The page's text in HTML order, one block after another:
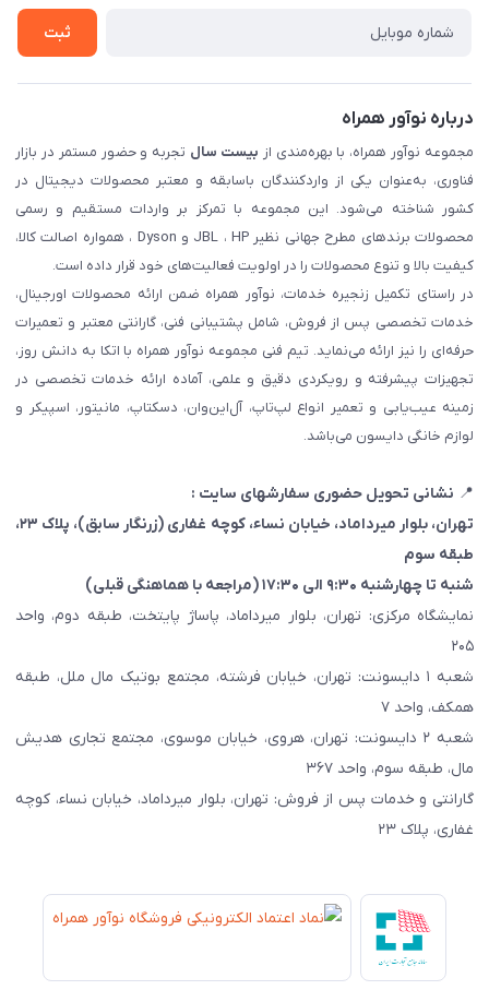
ثبت شکایت
ثبت
درباره نوآور همراه
مجموعه نوآور همراه، با بهره‌مندی از بیست سال تجربه و حضور مستمر در بازار
فناوری، به‌عنوان یکی از واردکنندگان باسابقه و معتبر محصولات دیجیتال در
کشور شناخته می‌شود. این مجموعه با تمرکز بر واردات مستقیم و رسمی
محصولات برندهای مطرح جهانی نظیر JBL ، HP و Dyson ، همواره اصالت کالا،
کیفیت بالا و تنوع محصولات را در اولویت فعالیت‌های خود قرار داده است.
در راستای تکمیل زنجیره خدمات، نوآور همراه ضمن ارائه محصولات اورجینال،
خدمات تخصصی پس از فروش، شامل پشتیبانی فنی، گارانتی معتبر و تعمیرات
حرفه‌ای را نیز ارائه می‌نماید. تیم فنی مجموعه نوآور همراه با اتکا به دانش روز،
تجهیزات پیشرفته و رویکردی دقیق و علمی، آماده ارائه خدمات تخصصی در
زمینه عیب‌یابی و تعمیر انواع لپ‌تاپ، آل‌این‌وان، دسکتاپ، مانیتور، اسپیکر و
لوازم خانگی دایسون می‌باشد.
📍 نشانی تحویل حضوری سفارشهای سایت :
تهران، بلوار میرداماد، خیابان نساء، کوچه غفاری (زرنگار سابق)
، پلاک ۲۳،
طبقه سوم
شنبه تا چهارشنبه ۹:۳۰ الی ۱۷:۳۰ (مراجعه با هماهنگی قبلی)
نمایشگاه مرکزی: تهران، بلوار میرداماد، پاساژ پایتخت، طبقه دوم، واحد
۲۰۵
شعبه ۱ دایسونت: تهران، خیابان فرشته، مجتمع بوتیک مال ملل، طبقه
همکف، واحد ۷
شعبه ۲ دایسونت: تهران، هروی، خیابان موسوی، مجتمع تجاری هدیش
مال، طبقه سوم، واحد ۳۶۷
گارانتی و خدمات پس از فروش: تهران، بلوار میرداماد، خیابان نساء، کوچه
غفاری، پلاک ۲۳